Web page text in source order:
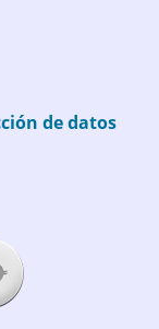
de datos